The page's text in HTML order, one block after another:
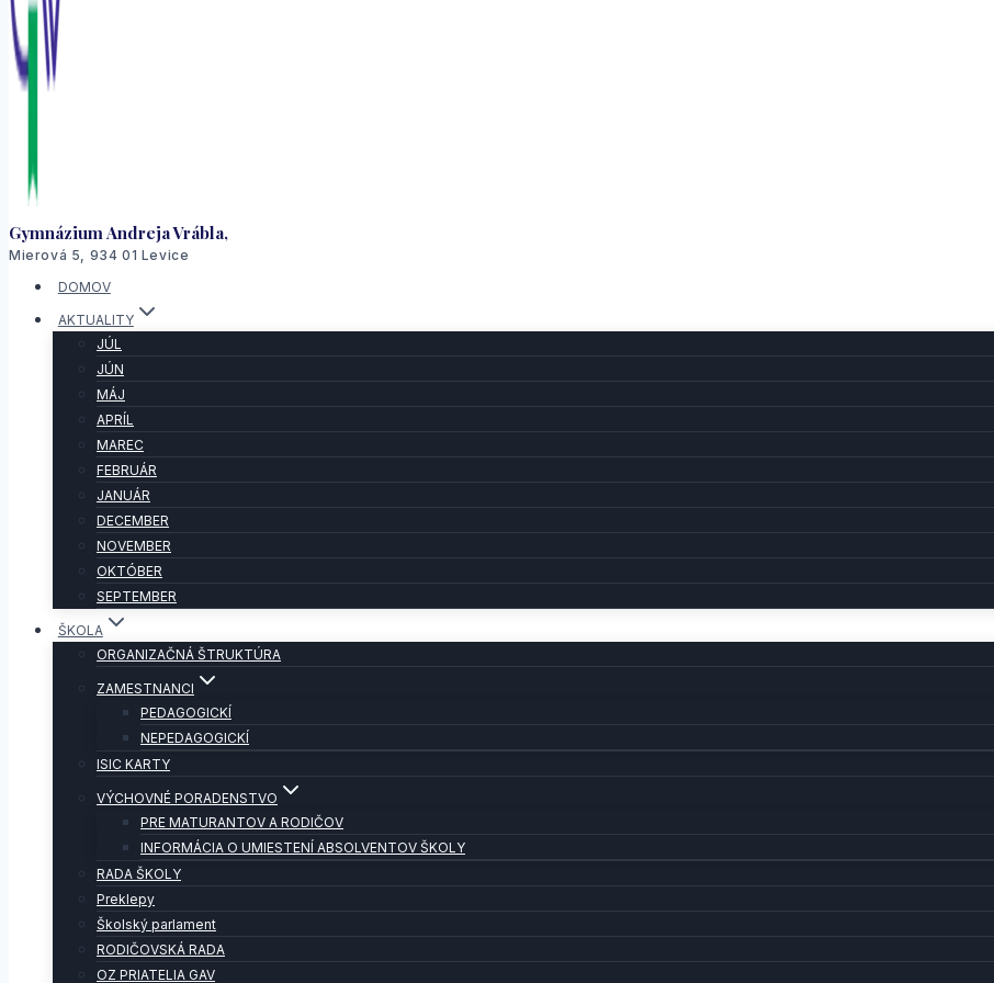
Gymnázium Andreja Vrábla,
Mierová 5, 934 01 Levice
DOMOV
AKTUALITY
JÚL
JÚN
MÁJ
APRÍL
MAREC
FEBRUÁR
JANUÁR
DECEMBER
NOVEMBER
OKTÓBER
SEPTEMBER
ŠKOLA
ORGANIZAČNÁ ŠTRUKTÚRA
ZAMESTNANCI
PEDAGOGICKÍ
NEPEDAGOGICKÍ
ISIC KARTY
VÝCHOVNÉ PORADENSTVO
PRE MATURANTOV A RODIČOV
INFORMÁCIA O UMIESTENÍ ABSOLVENTOV ŠKOLY
RADA ŠKOLY
Preklepy
Školský parlament
RODIČOVSKÁ RADA
OZ PRIATELIA GAV